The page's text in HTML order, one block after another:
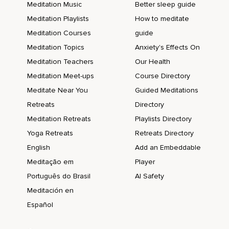
Deinen unendlichen Wert wieder zu spüren.
Und du darfst dich ganz bewusst dafür entscheiden,
Deinen Weg ab sofort friedvoll weiterzugehen.
Ja zu dir zu sagen.
Du bist es wert,
Dir und anderen zu vergeben.
Längst Vergangenes hinter dir zu lassen.
Du bist es wert,
Dich so zu zeigen,
Meditation Music
Meditation Playlists
Meditation Courses
Meditation Topics
Meditation Teachers
Meditation Meet-ups
Meditate Near You
Retreats
Meditation Retreats
Yoga Retreats
English
Meditação em
Português do Brasil
Meditación en
Español
Better sleep guide
How to meditate
guide
Anxiety's Effects On
Our Health
Course Directory
Guided Meditations
Directory
Playlists Directory
Retreats Directory
Add an Embeddable
Player
AI Safety